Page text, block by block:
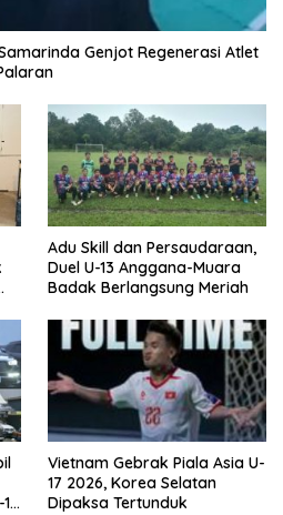
Genjot Regenerasi Atlet
Adu Skill dan Persaudaraan,
Duel U-13 Anggana-Muara
Badak Berlangsung Meriah
Vietnam Gebrak Piala Asia U-
17 2026, Korea Selatan
Dipaksa Tertunduk